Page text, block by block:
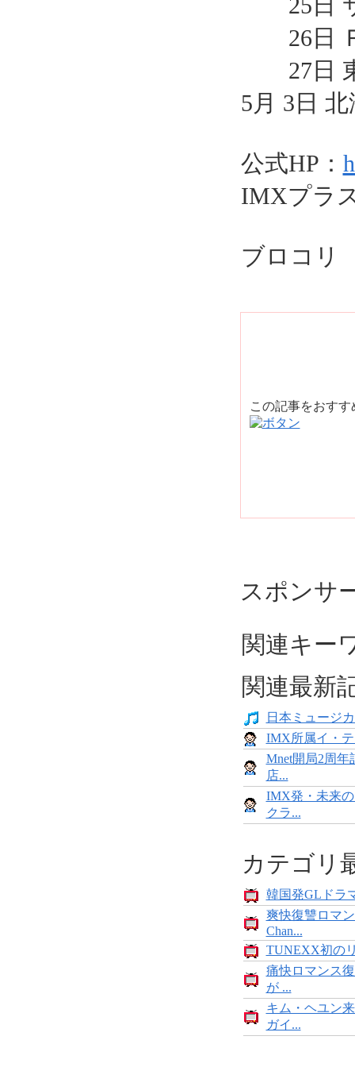
25日
26日 Ｒ
27日 東
5月 3日
公式HP：
IMXプラ
ブロコリ
この記事をおす
スポンサ
関連キー
関連最新
日本ミュージ
IMX所属イ・
Mnet開局2周
店...
IMX発・未来
クラ...
カテゴリ
韓国発GLドラ
爽快復讐ロマ
Chan...
TUNEXX初の
痛快ロマンス
が ...
キム・ヘユン
ガイ...